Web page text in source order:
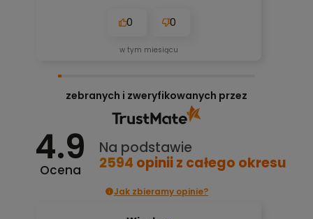
0 0
w tym miesiącu
zebranych i zweryfikowanych przez
4.9
Ocena
Na podstawie
2594 opiniiz całego okresu
Jak zbieramy opinie?